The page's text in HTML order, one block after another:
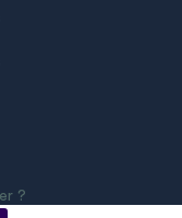
?